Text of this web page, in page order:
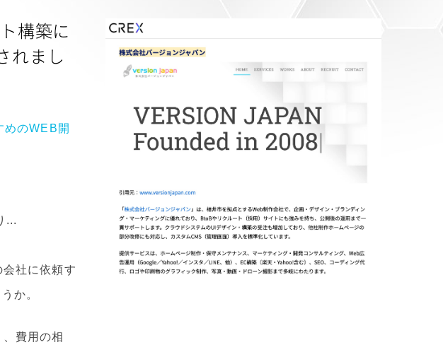
構築に
れまし
めのWEB開
...
社に依頼す
か。
費用の相